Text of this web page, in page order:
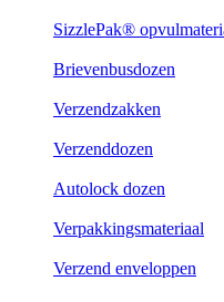
SizzlePak®
Brievenbusdozen
Verzendzakken
Verzenddozen
Autolock dozen
Verpakkingsmateriaal
Verzend enveloppen